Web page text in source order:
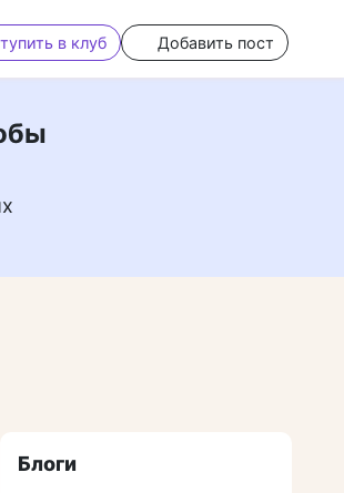
в клуб Добавить пост
Блоги